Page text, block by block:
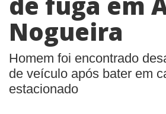
Nogueira
Homem foi encontrado
de veículo após bater em
estacionado